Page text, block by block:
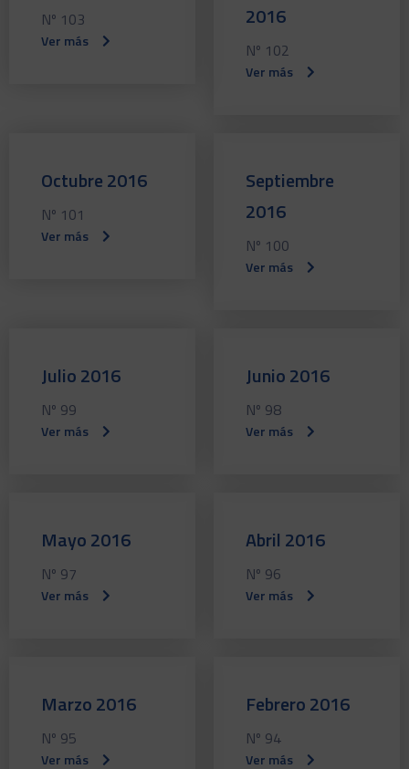
Nº 103
Ver más
2016
Nº 102
Ver más
Octubre 2016
Nº 101
Ver más
Septiembre
2016
Nº 100
Ver más
Julio 2016
Nº 99
Ver más
Junio 2016
Nº 98
Ver más
Mayo 2016
Nº 97
Ver más
Abril 2016
Nº 96
Ver más
Marzo 2016
Nº 95
Ver más
Febrero 2016
Nº 94
Ver más